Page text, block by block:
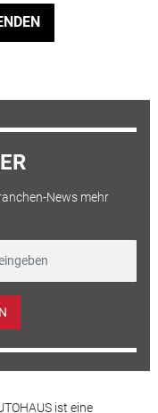
News mehr
ist eine